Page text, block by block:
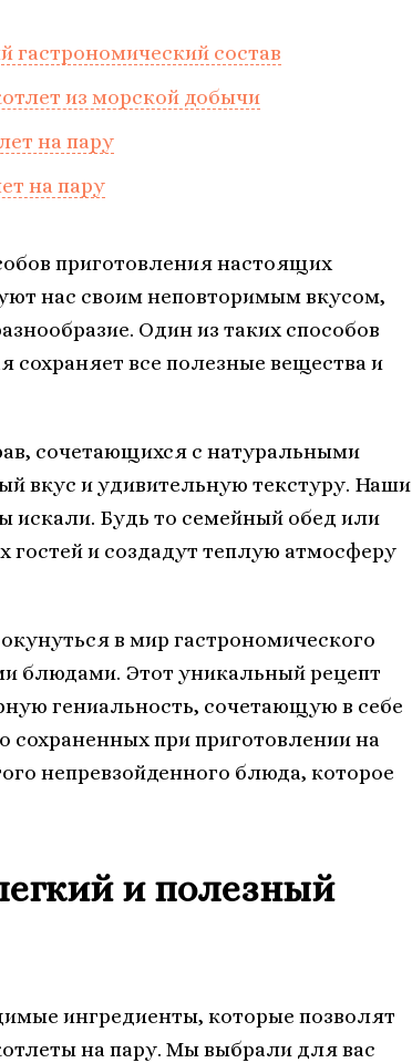
гастрономический состав
из морской добычи
на пару
на пару
приготовления настоящих
нас своим неповторимым вкусом,
Один из таких способов
сохраняет все полезные вещества и
сочетающихся с натуральными
вкус и удивительную текстуру. Наши
искали. Будь то семейный обед или
и создадут теплую атмосферу
в мир гастрономического
блюдами. Этот уникальный рецепт
гениальность, сочетающую в себе
при приготовлении на
непревзойденного блюда, которое
и полезный
ингредиенты, которые позволят
на пару. Мы выбрали для вас